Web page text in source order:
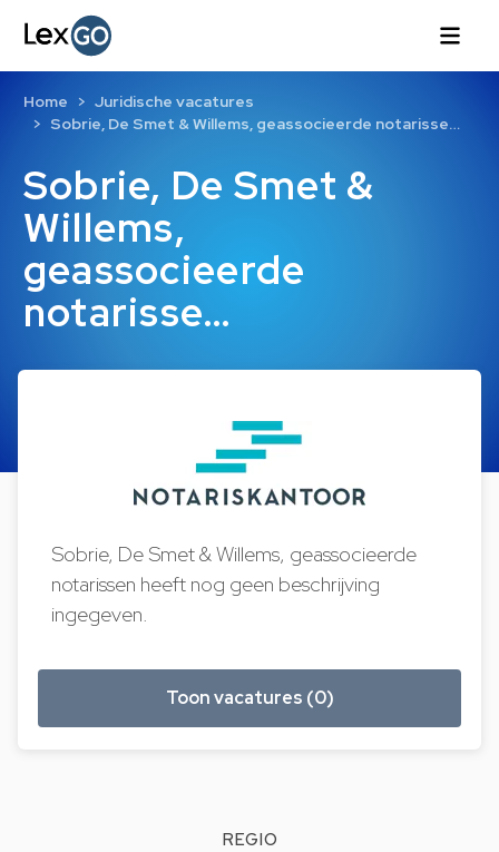
Sobrie, De Smet &
Willems,
geassocieerde
notarisse…
Home
Juridische vacatures
Sobrie, De Smet & Willems, geassocieerde notarisse…
Sobrie, De Smet & Willems, geassocieerde
notarissen heeft nog geen beschrijving
ingegeven.
Toon vacatures (0)
REGIO